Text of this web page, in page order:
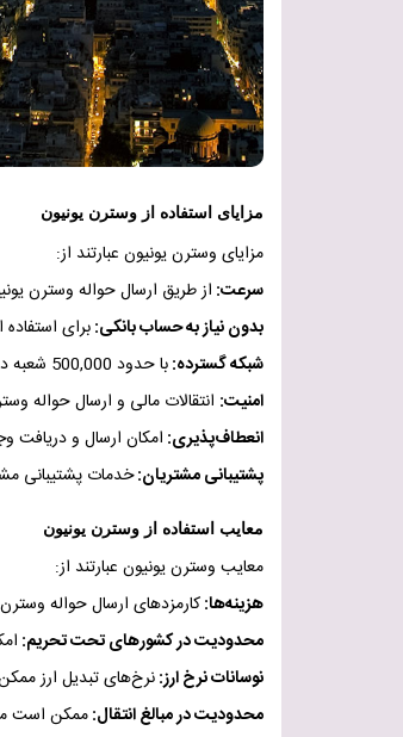
مزایای استفاده از وسترن یونیون
مزایای وسترن یونیون عبارتند از:
سرعت: از طریق ارسال حواله وسترن
بدون نیاز به حساب بانکی:برای
شبکه گسترده:با حدود 500,000 شعبه در بیش از 185 کشور، دسترسی به خدمات وسترن یونیون بسیار آسان است
امنیت: انتقالات مالی و ارسال حواله
انعطاف‌پذیری: امکان ارسال و دریافت
پشتیبانی مشتریان:خدمات پشتیبانی مشتریان به
معایب استفاده از وسترن یونیون
معایب وسترن یونیون عبارتند از:
هزینه‌ها:کارمزدهای ارسال حواله
محدودیت در کشورهای تحت تحریم:
نوسانات نرخ ارز:نرخ‌های تبدیل ارز ممکن
محدودیت در مبالغ انتقال:ممکن است